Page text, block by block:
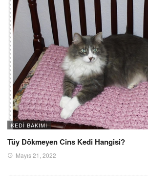
KEDI BAKIMI
Tüy Dökmeyen Cins Kedi Hangisi?
Mayıs 21, 2022